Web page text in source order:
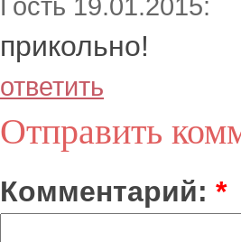
Гость 19.01.2015:
прикольно!
ответить
Отправить
Комментарий: *